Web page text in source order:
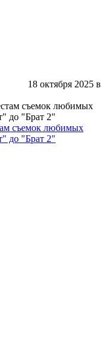
18 октября 2025 в
съемок любимых
до "Брат 2"